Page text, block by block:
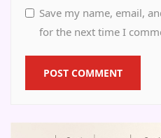
Save my name, email,
for the next time I